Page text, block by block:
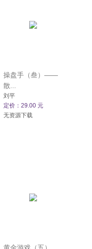
操盘手（叁）——
散...
刘平
定价：29.00 元
无资源下载